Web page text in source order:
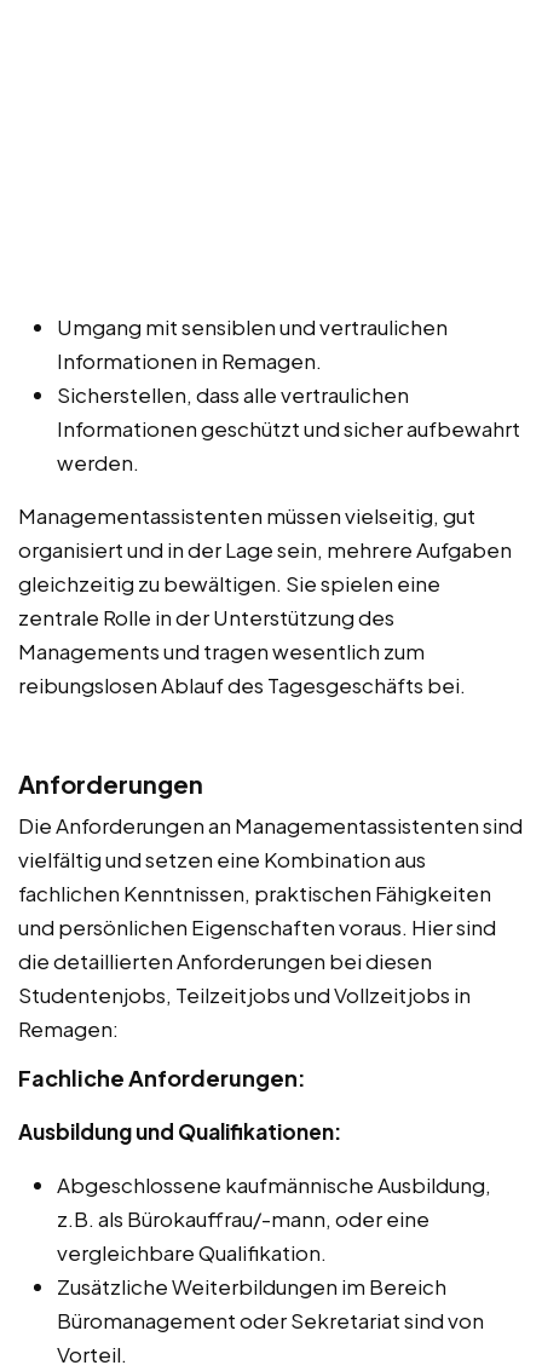
Umgang mit sensiblen und vertraulichen
Informationen in Remagen.
Sicherstellen, dass alle vertraulichen
Informationen geschützt und sicher aufbewahrt
werden.
Managementassistenten müssen vielseitig, gut
organisiert und in der Lage sein, mehrere Aufgaben
gleichzeitig zu bewältigen. Sie spielen eine
zentrale Rolle in der Unterstützung des
Managements und tragen wesentlich zum
reibungslosen Ablauf des Tagesgeschäfts bei.
Anforderungen
Die Anforderungen an Managementassistenten sind
vielfältig und setzen eine Kombination aus
fachlichen Kenntnissen, praktischen Fähigkeiten
und persönlichen Eigenschaften voraus. Hier sind
die detaillierten Anforderungen bei diesen
Studentenjobs, Teilzeitjobs und Vollzeitjobs in
Remagen:
Fachliche Anforderungen:
Ausbildung und Qualifikationen:
Abgeschlossene kaufmännische Ausbildung,
z.B. als Bürokauffrau/-mann, oder eine
vergleichbare Qualifikation.
Zusätzliche Weiterbildungen im Bereich
Büromanagement oder Sekretariat sind von
Vorteil.